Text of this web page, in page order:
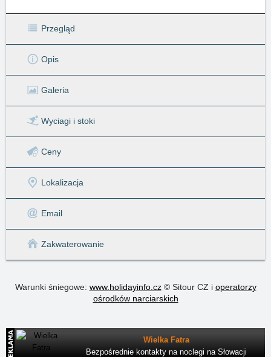
Przegląd
Opis
Galeria
Wyciagi i stoki
Ceny
Lokalizacja
Email
Zakwaterowanie
Warunki śniegowe: www.holidayinfo.cz© Sitour CZ i operatorzy
ośrodków narciarskich
Wielka Fatra
Bezpośrednie kontakty na noclegi na Słowacji